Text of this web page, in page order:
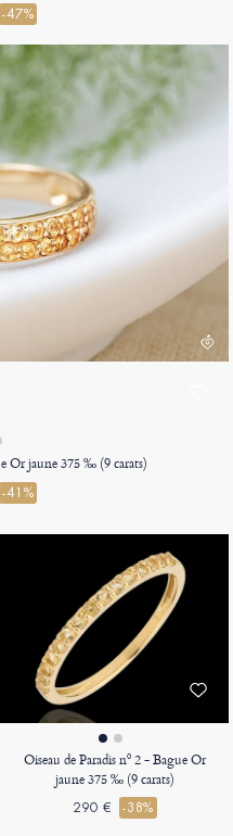
-47%
Or jaune 375 ‰ (9 carats)
-41%
Oiseau de Paradis nº 2 - Bague Or
jaune 375 ‰ (9 carats)
290 € -38%